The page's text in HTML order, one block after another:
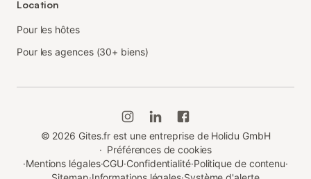
Location
Pour les hôtes
Pour les agences (30+ biens)
© 2026 Gites.fr est une entreprise de Holidu GmbH
· Préférences de cookies
·Mentions légales·CGU·Confidentialité·Politique de contenu·